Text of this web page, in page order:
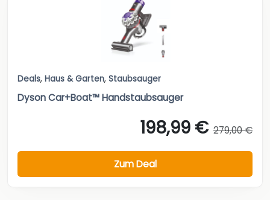
Deals, Haus & Garten, Staubsauger
Dyson Car+Boat™ Handstaubsauger
198,99 € 279,00 €
Zum Deal